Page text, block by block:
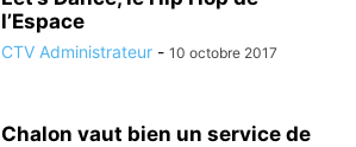
l’Espace
CTV Administrateur - 10 octobre 2017
Chalon vaut bien un service de